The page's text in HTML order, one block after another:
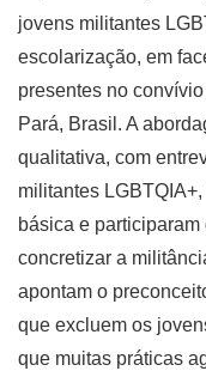
jovens militantes
escolarização, em
presentes no
Pará, Brasil. A
qualitativa, com
militantes
básica e
concretizar a
apontam o
que excluem os
que muitas práticas